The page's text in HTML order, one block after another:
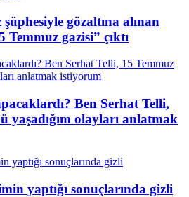
gözaltına alınan
gazisi” çıktı
Ben Serhat Telli,
yaşadığım olayları anlatmak
yaptığı sonuçlarında gizli